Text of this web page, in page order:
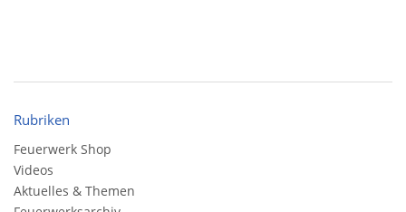
Rubriken
Feuerwerk Shop
Videos
Aktuelles & Themen